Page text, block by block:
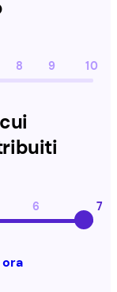
8 9 10
6 7
a sondaggi